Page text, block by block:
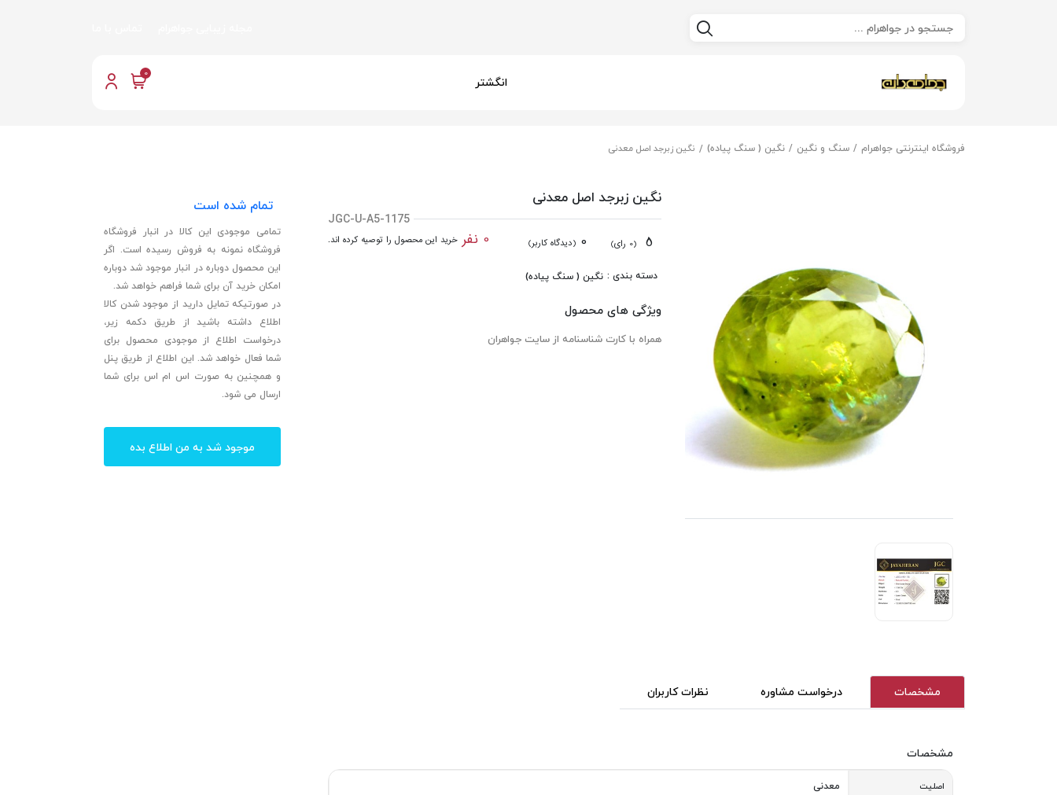
انگشتر 0
فروشگاه اینترنتی جواهرام سنگ و نگین نگین ( سنگ پیاده) نگین زبرجد اصل معدنی
نگین زبرجد اصل معدنی
JGC-U-A5-1175
(0 رای) 0 (دیدگاه کاربر) 0 نفر خرید این محصول را توصیه کرده اند.
دسته بندی : نگین ( سنگ پیاده)
ویژگی های محصول
همراه با کارت شناسنامه از سایت جواهران
مشخصات درخواست مشاوره نظرات کاربران
مشخصات
اصلیت معدنی
تمام شده است
تمامی موجودی این کالا در انبار فروشگاه
فروشگاه نمونه به فروش رسیده است. اگر
این محصول دوباره در انبار موجود شد دوباره
امکان خرید آن برای شما فراهم خواهد شد.
در صورتیکه تمایل دارید از موجود شدن کالا
اطلاع داشته باشید از طریق دکمه زیر،
درخواست اطلاع از موجودی محصول برای
شما فعال خواهد شد. این اطلاع از طریق پنل
و همچنین به صورت اس ام اس برای شما
ارسال می شود.
موجود شد به من اطلاع بده